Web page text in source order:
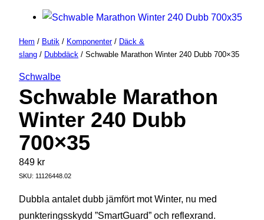
Hem / Butik / Komponenter/ Däck &
slang / Dubbdäck / Schwable Marathon Winter 240 Dubb 700×35
Schwalbe
Schwable Marathon
Winter 240 Dubb
700×35
849 kr
SKU: 11126448.02
Dubbla antalet dubb jämfört mot Winter, nu med
punkteringsskydd ”SmartGuard” och reflexrand.